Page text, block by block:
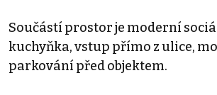
Součástí prostor je moderní
kuchyňka, vstup přímo z ulice,
parkování před objektem.